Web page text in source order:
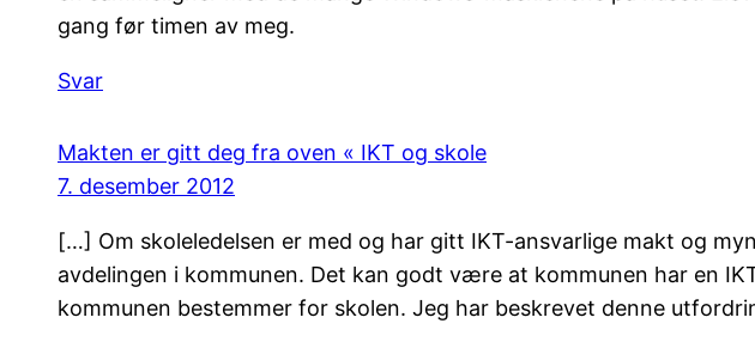
gang før timen av meg.
Svar
Makten er gitt deg fra oven « IKT og skole
7. desember 2012
[…] Om skoleledelsen er med og har gitt IKT-ansvarlige makt og
avdelingen i kommunen. Det kan godt være at kommunen har en
kommunen bestemmer for skolen. Jeg har beskrevet denne